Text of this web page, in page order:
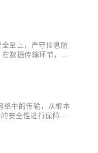
至上，严守信息防
数据传输环节，运
络中的传输，从根本
安全性进行保障。